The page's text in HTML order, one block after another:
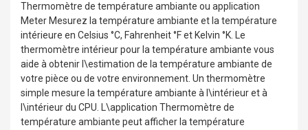
Thermomètre de température ambiante ou application
Meter Mesurez la température ambiante et la température
intérieure en Celsius °C, Fahrenheit °F et Kelvin °K. Le
thermomètre intérieur pour la température ambiante vous
aide à obtenir l\estimation de la température ambiante de
votre pièce ou de votre environnement. Un thermomètre
simple mesure la température ambiante à l\intérieur et à
l\intérieur du CPU. L\application Thermomètre de
température ambiante peut afficher la température